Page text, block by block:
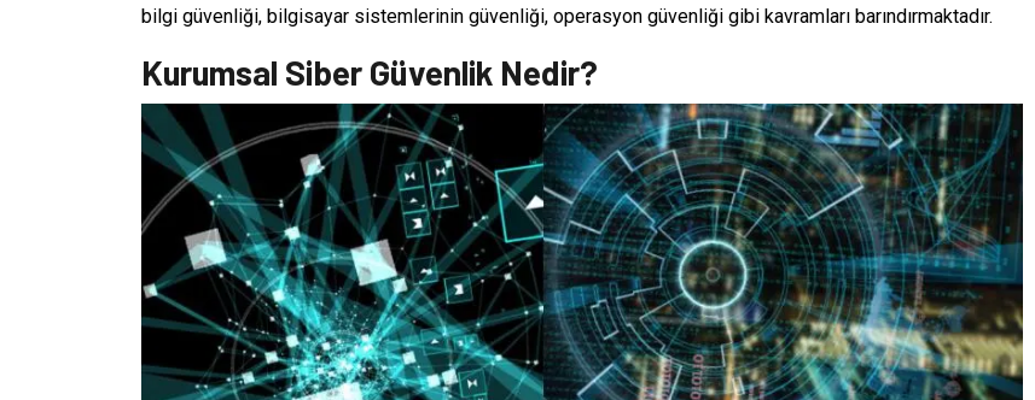
bilgi güvenliği, bilgisayar sistemlerinin güvenliği, operasyon güvenliği gibi kavramları barındırmaktadır.
Kurumsal Siber Güvenlik Nedir?